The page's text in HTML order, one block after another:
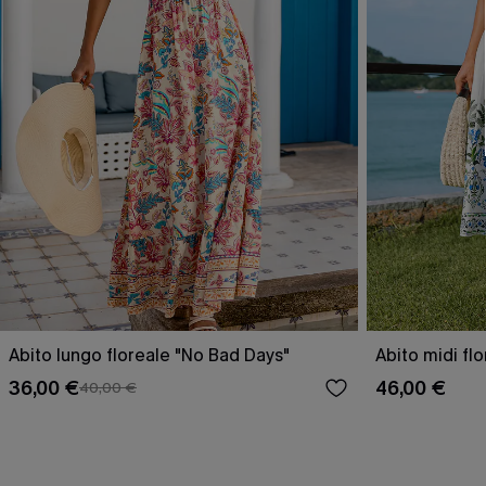
Abito lungo floreale "No Bad Days"
36,00 €40,00 €
Abito midi
46,00 €